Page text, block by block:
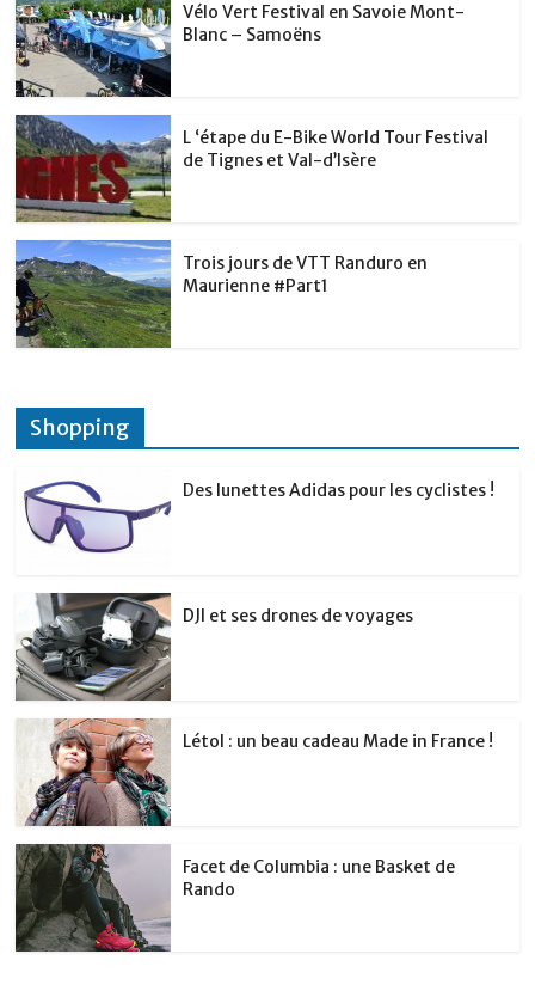
Vélo Vert Festival en Savoie Mont-
Blanc – Samoëns
L ‘étape du E-Bike World Tour Festival
de Tignes et Val-d’Isère
Trois jours de VTT Randuro en
Maurienne #Part1
Shopping
Des lunettes Adidas pour les cyclistes !
DJI et ses drones de voyages
Létol : un beau cadeau Made in France !
Facet de Columbia : une Basket de
Rando